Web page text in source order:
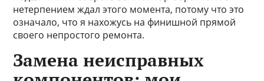
нетерпением ждал этого момента, потому что это
означало, что я нахожусь на финишной прямой
своего непростого ремонта.
Замена неисправных